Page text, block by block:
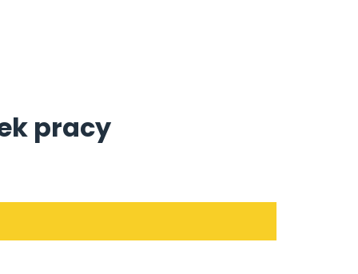
pracy